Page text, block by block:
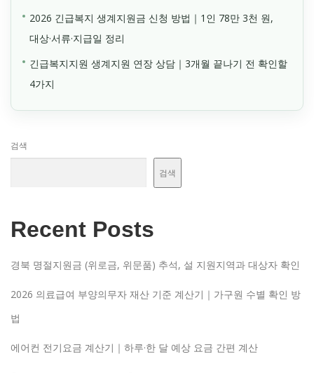
2026 긴급복지 생계지원금 신청 방법｜1인 78만 3천 원,
대상·서류·지급일 정리
긴급복지지원 생계지원 연장 상담｜3개월 끝나기 전 확인할
4가지
검색
검색
Recent Posts
경북 명절지원금 (위로금, 위문품) 추석, 설 지원지역과 대상자 확인
2026 의료급여 부양의무자 재산 기준 계산기｜가구원 수별 확인 방
법
에어컨 전기요금 계산기｜하루·한 달 예상 요금 간편 계산